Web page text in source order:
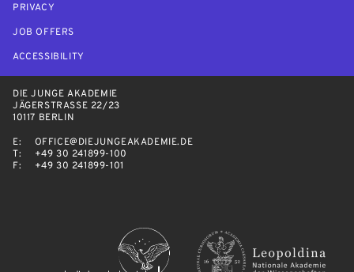
PRIVACY
JOB OFFERS
ACCESSIBILITY
DIE JUNGE AKADEMIE
JÄGERSTRASSE 22/23
10117 BERLIN
E:
OFFICE@DIEJUNGEAKADEMIE.DE
T:
+49 30 241899-100
F:
+49 30 241899-101